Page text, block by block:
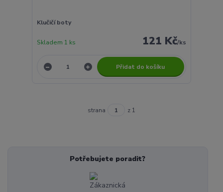
Klučičí boty
121 Kč/ks
Skladem 1 ks
Přidat do košíku
strana z 1
Potřebujete poradit?